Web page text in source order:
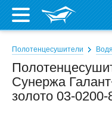
Полотенцесушители
Сунержа
золото 03-0200-